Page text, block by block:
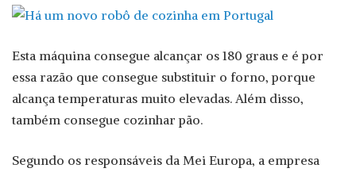
Esta máquina consegue alcançar os 180 graus e é por
essa razão que consegue substituir o forno, porque
alcança temperaturas muito elevadas. Além disso,
também consegue cozinhar pão.
Segundo os responsáveis da Mei Europa, a empresa